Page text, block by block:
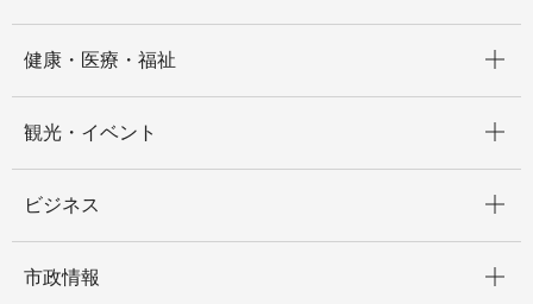
健康・医療・福祉
観光・イベント
ビジネス
市政情報